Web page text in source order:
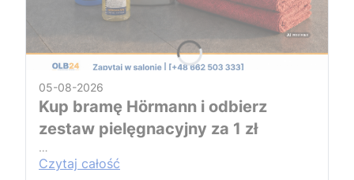
05-08-2026
Kup bramę Hörmann i odbierz
zestaw pielęgnacyjny za 1 zł
…
Czytaj całość